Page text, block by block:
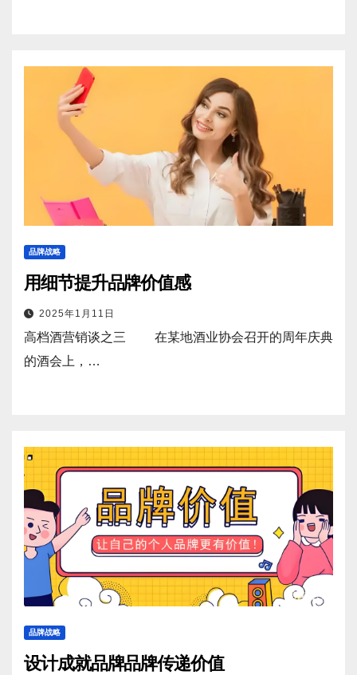
品牌战略
用细节提升品牌价值感
2025年1月11日
高档酒营销谈之三 在某地酒业协会召开的周年庆典
的酒会上，…
品牌战略
设计成就品牌品牌传递价值